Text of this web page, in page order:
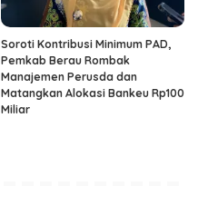
Soroti Kontribusi Minimum PAD,
Pemkab Berau Rombak
Manajemen Perusda dan
Matangkan Alokasi Bankeu Rp100
Miliar